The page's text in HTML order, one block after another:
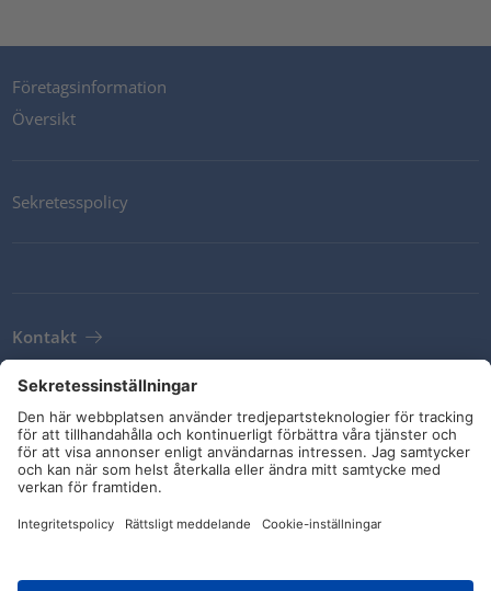
Företagsinformation
Översikt
Sekretesspolicy
Kontakt
Leveransvillkor
Riktlinjer och åtaganden
Sociala medier